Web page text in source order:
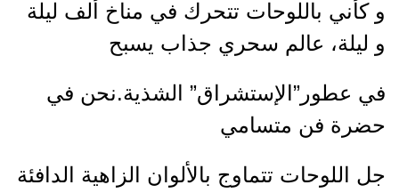
و كأني باللوحات تتحرك في مناخ ألف ليلة
و ليلة، عالم سحري جذاب يسبح
في عطور”الإستشراق” الشذية.نحن في
حضرة فن متسامي
جل اللوحات تتماوج بالألوان الزاهية الدافئة